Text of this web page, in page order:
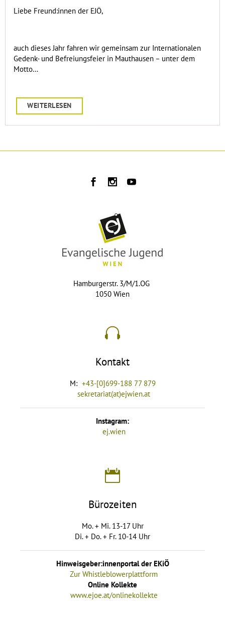
Liebe Freund:innen der EJÖ,
auch dieses Jahr fahren wir gemeinsam zur Internationalen
Gedenk- und Befreiungsfeier in Mauthausen – unter dem
Motto…
WEITERLESEN
Hamburgerstr. 3/M/1.OG
1050 Wien
Kontakt
M: +43-[0]699-188 77 879
sekretariat(at)ejwien.at
Instagram:
ej.wien
Bürozeiten
Mo. + Mi. 13-17 Uhr
Di. + Do. + Fr. 10-14 Uhr
Hinweisgeber:innenportal der EKiÖ
Zur Whistleblowerplattform
Online Kollekte
www.ejoe.at/onlinekollekte